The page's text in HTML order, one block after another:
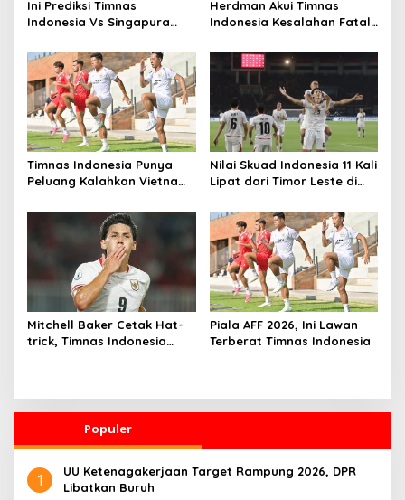
Ini Prediksi Timnas
Indonesia Vs Singapura
Herdman Akui Timnas
Indonesia Kesalahan Fatal
Sebabnya
Timnas Indonesia Punya
Peluang Kalahkan Vietnam
Piala AFF 2026
Nilai Skuad Indonesia 11 Kali
Lipat dari Timor Leste di
Mitchell Baker Cetak Hat-
trick, Timnas Indonesia
Piala AFF 2026, Ini Lawan
Terberat Timnas Indonesia
Populer
1
UU Ketenagakerjaan Target Rampung 2026, DPR
Libatkan Buruh